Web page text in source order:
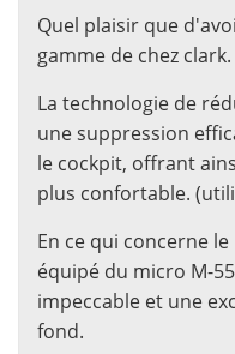
Quel plaisir que
gamme de chez clark.
La technologie de
une suppression
le cockpit, offrant
plus confortable.
En ce qui concerne
équipé du micro M-
impeccable et une
fond.